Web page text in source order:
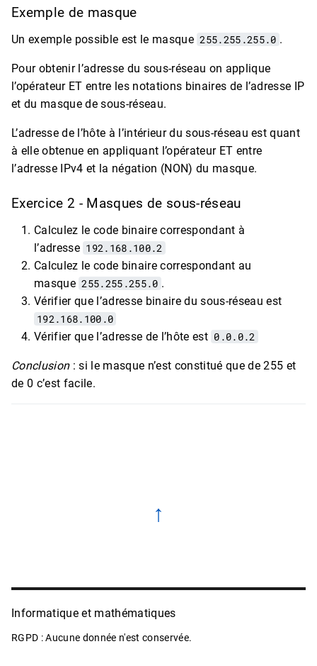
Exemple de masque
Un exemple possible est le masque 255.255.255.0 .
Pour obtenir l’adresse du sous-réseau on applique
l’opérateur ET entre les notations binaires de l’adresse IP
et du masque de sous-réseau.
L’adresse de l’hôte à l’intérieur du sous-réseau est quant
à elle obtenue en appliquant l’opérateur ET entre
l’adresse IPv4 et la négation (NON) du masque.
Exercice 2 - Masques de sous-réseau
Calculez le code binaire correspondant à
l’adresse 192.168.100.2
Calculez le code binaire correspondant au
masque 255.255.255.0 .
Vérifier que l’adresse binaire du sous-réseau est
192.168.100.0
Vérifier que l’adresse de l’hôte est 0.0.0.2
Conclusion: si le masque n’est constitué que de 255 et
de 0 c’est facile.
↑
Informatique et mathématiques
RGPD : Aucune donnée n'est conservée.